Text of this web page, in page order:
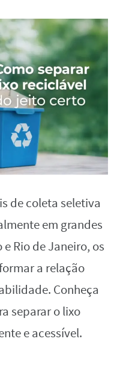
de coleta seletiva
em grandes
Rio de Janeiro, os
a relação
Conheça
separar o lixo
e acessível.